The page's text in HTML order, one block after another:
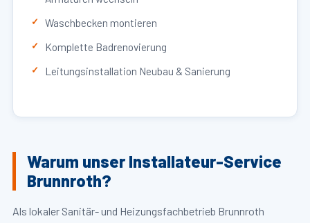
Waschbecken montieren
Komplette Badrenovierung
Leitungsinstallation Neubau & Sanierung
Warum unser Installateur-Service
Brunnroth?
Als lokaler Sanitär- und Heizungsfachbetrieb Brunnroth